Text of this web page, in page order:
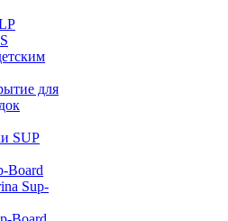
для
SUP
Board
Sup-